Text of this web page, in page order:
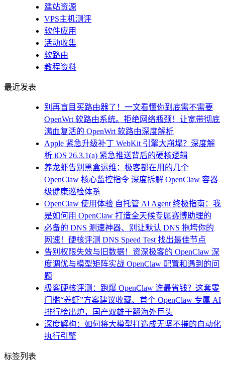
建站资源
VPS主机测评
软件应用
活动收集
软路由
教程资料
最近发表
别再盲目买路由器了！一文看懂你到底需不需要
OpenWrt 软路由系统。拒绝网络瓶颈！让宽带彻底
满血复活的 OpenWrt 软路由深度解析
Apple 紧急升级补丁 WebKit 引擎大崩塌？深度解
析 iOS 26.3.1(a) 紧急推送背后的硬核逻辑
养龙虾告别黑盒运维：极客都在用的几个
OpenClaw 核心监控指令 深度拆解 OpenClaw 容器
级健康巡检体系
OpenClaw 使用体验 自托管 AI Agent 终极指南：我
是如何用 OpenClaw 打造全天候专属赛博助理的
必备的 DNS 测速神器、别让默认 DNS 拖垮你的
网速！硬核评测 DNS Speed Test 找出最佳节点
告别权限失效与旧数据！资深极客的 OpenClaw 深
度调优与模型矩阵实战 OpenClaw 配置和遇到的问
题
极客硬核评测：跑爆 OpenClaw 谁最省钱？这套零
门槛“养虾”方案建议收藏、首个 OpenClaw 专属 AI
排行榜出炉，国产双雄干翻海外巨头
深度解构：如何将大模型打造成无坚不摧的自动化
执行引擎
标签列表